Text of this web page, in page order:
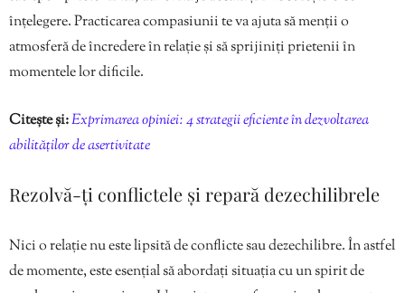
înțelegere. Practicarea compasiunii te va ajuta să menții o
atmosferă de încredere în relație și să sprijiniți prietenii în
momentele lor dificile.
Citește și:Exprimarea opiniei: 4 strategii eficiente în dezvoltarea
abilităților de asertivitate
Rezolvă-ți conflictele și repară dezechilibrele
Nici o relație nu este lipsită de conflicte sau dezechilibre. În astfel
de momente, este esențial să abordați situația cu un spirit de